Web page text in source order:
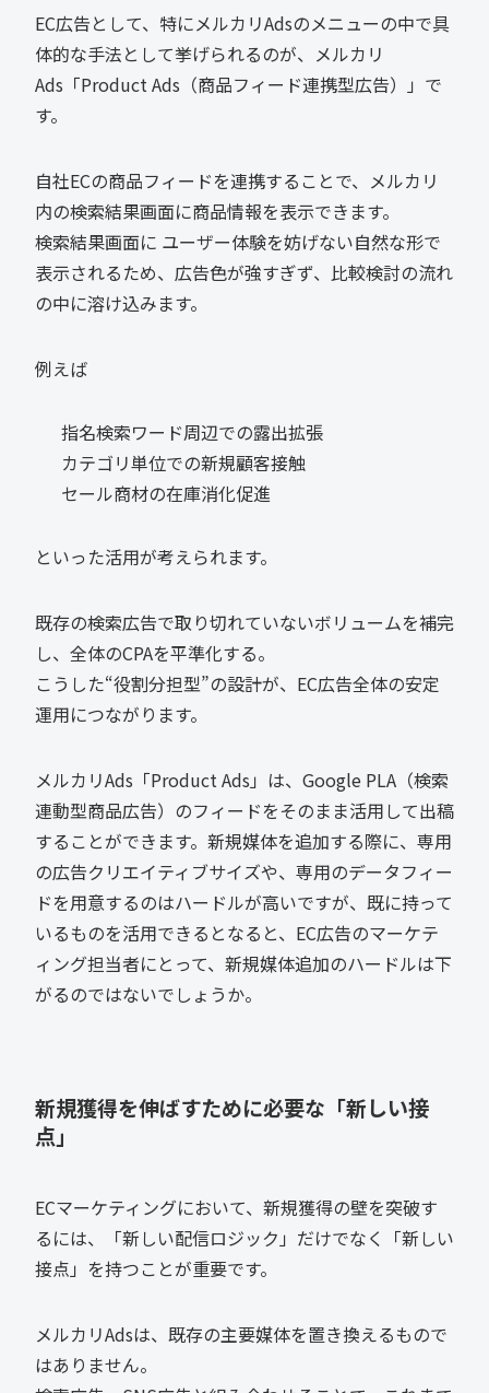
EC広告として、特にメルカリAdsのメニューの中で具
体的な手法として挙げられるのが、メルカリ
Ads「Product Ads（商品フィード連携型広告）」で
す。
自社ECの商品フィードを連携することで、メルカリ
内の検索結果画面に商品情報を表示できます。
検索結果画面に ユーザー体験を妨げない自然な形で
表示されるため、広告色が強すぎず、比較検討の流れ
の中に溶け込みます。
例えば
指名検索ワード周辺での露出拡張
カテゴリ単位での新規顧客接触
セール商材の在庫消化促進
といった活用が考えられます。
既存の検索広告で取り切れていないボリュームを補完
し、全体のCPAを平準化する。
こうした“役割分担型”の設計が、EC広告全体の安定
運用につながります。
メルカリAds「Product Ads」は、Google PLA（検索
連動型商品広告）のフィードをそのまま活用して出稿
することができます。新規媒体を追加する際に、専用
の広告クリエイティブサイズや、専用のデータフィー
ドを用意するのはハードルが高いですが、既に持って
いるものを活用できるとなると、EC広告のマーケテ
ィング担当者にとって、新規媒体追加のハードルは下
がるのではないでしょうか。
新規獲得を伸ばすために必要な「新しい接
点」
ECマーケティングにおいて、新規獲得の壁を突破す
るには、「新しい配信ロジック」だけでなく「新しい
接点」を持つことが重要です。
メルカリAdsは、既存の主要媒体を置き換えるもので
はありません。